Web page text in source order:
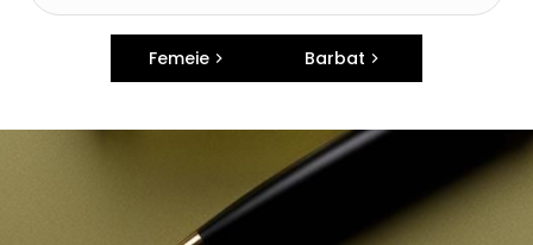
Femeie Barbat